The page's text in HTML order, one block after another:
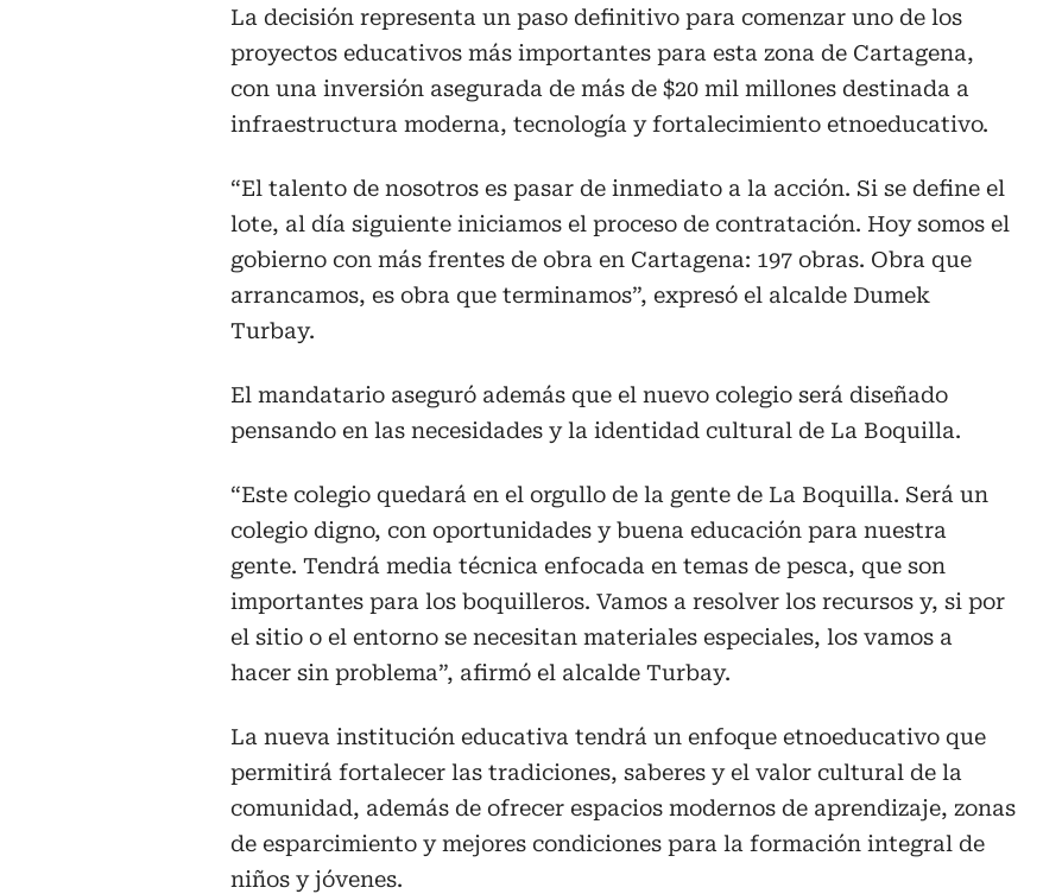
La decisión representa un paso definitivo para comenzar uno de los
proyectos educativos más importantes para esta zona de Cartagena,
con una inversión asegurada de más de $20 mil millones destinada a
infraestructura moderna, tecnología y fortalecimiento etnoeducativo.
“El talento de nosotros es pasar de inmediato a la acción. Si se define el
lote, al día siguiente iniciamos el proceso de contratación. Hoy somos el
gobierno con más frentes de obra en Cartagena: 197 obras. Obra que
arrancamos, es obra que terminamos”, expresó el alcalde Dumek
Turbay.
El mandatario aseguró además que el nuevo colegio será diseñado
pensando en las necesidades y la identidad cultural de La Boquilla.
“Este colegio quedará en el orgullo de la gente de La Boquilla. Será un
colegio digno, con oportunidades y buena educación para nuestra
gente. Tendrá media técnica enfocada en temas de pesca, que son
importantes para los boquilleros. Vamos a resolver los recursos y, si por
el sitio o el entorno se necesitan materiales especiales, los vamos a
hacer sin problema”, afirmó el alcalde Turbay.
La nueva institución educativa tendrá un enfoque etnoeducativo que
permitirá fortalecer las tradiciones, saberes y el valor cultural de la
comunidad, además de ofrecer espacios modernos de aprendizaje, zonas
de esparcimiento y mejores condiciones para la formación integral de
niños y jóvenes.